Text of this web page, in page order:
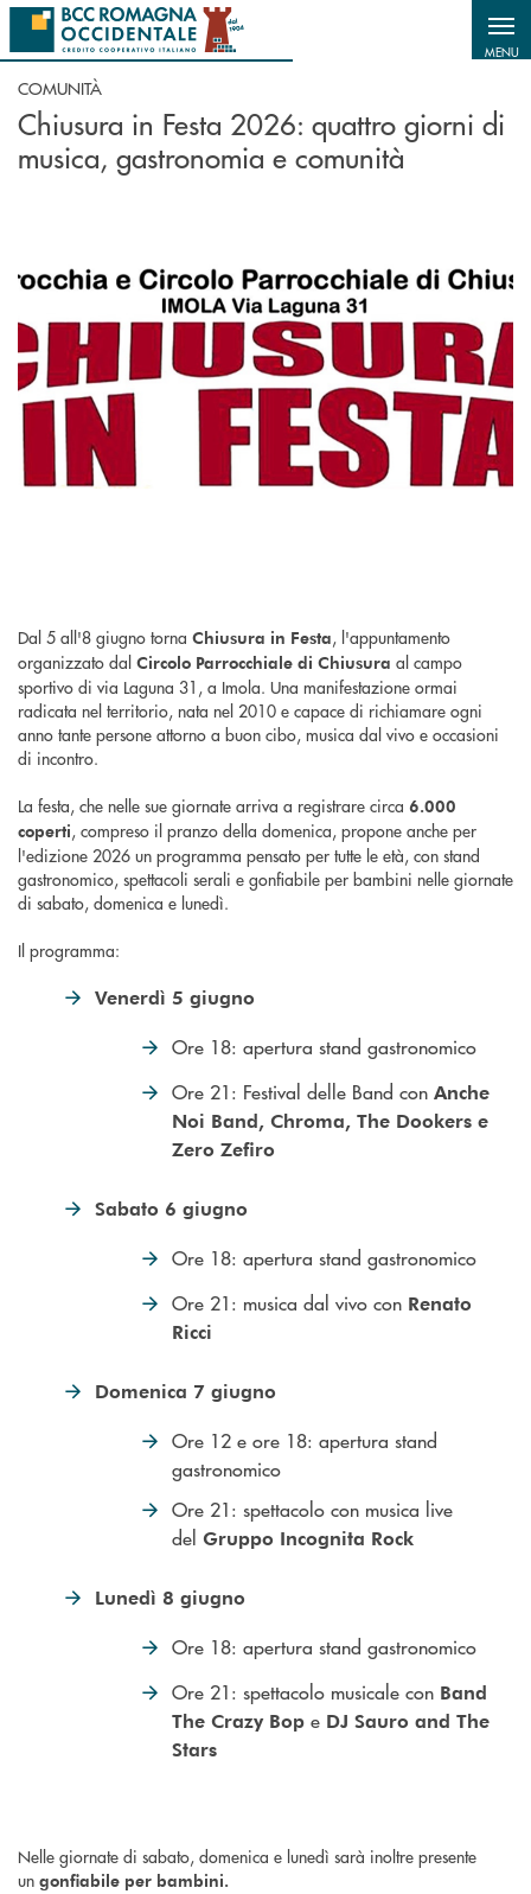
Salta al contenuto principale
MENU
COMUNITÀ
Chiusura in Festa 2026: quattro giorni di
musica, gastronomia e comunità
Dal 5 all'8 giugno torna Chiusura in Festa, l'appuntamento
organizzato dal Circolo Parrocchiale di Chiusura al campo
sportivo di via Laguna 31, a Imola. Una manifestazione ormai
radicata nel territorio, nata nel 2010 e capace di richiamare ogni
anno tante persone attorno a buon cibo, musica dal vivo e occasioni
di incontro.
La festa, che nelle sue giornate arriva a registrare circa 6.000
coperti, compreso il pranzo della domenica, propone anche per
l'edizione 2026 un programma pensato per tutte le età, con stand
gastronomico, spettacoli serali e gonfiabile per bambini nelle giornate
di sabato, domenica e lunedì.
Il programma:
Venerdì 5 giugno
Ore 18: apertura stand gastronomico
Ore 21: Festival delle Band con Anche
Noi Band, Chroma, The Dookers e
Zero Zefiro
Sabato 6 giugno
Ore 18: apertura stand gastronomico
Ore 21: musica dal vivo con Renato
Ricci
Domenica 7 giugno
Ore 12 e ore 18: apertura stand
gastronomico
Ore 21: spettacolo con musica live
del Gruppo Incognita Rock
Lunedì 8 giugno
Ore 18: apertura stand gastronomico
Ore 21: spettacolo musicale con Band
The Crazy Bop e DJ Sauro and The
Stars
Nelle giornate di sabato, domenica e lunedì sarà inoltre presente
un gonfiabile per bambini.